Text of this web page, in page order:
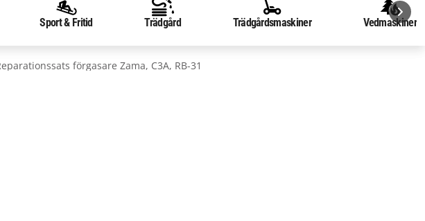
Sport & Fritid Trädgård Trädgårdsmaskiner Vedmaskiner
förgasare Zama, C3A, RB-31